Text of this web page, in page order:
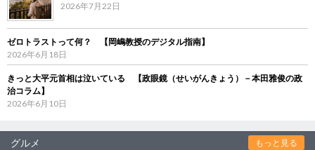
2026年7月22日
ゼロトラストって何？ 【岡嶋教授のデジタル指南】
2026年6月18日
きっと大平元首相は泣いている 【政眼鏡（せいがんきょう）－本田雅俊の政
治コラム】
2026年6月10日
グルメ もっと見る